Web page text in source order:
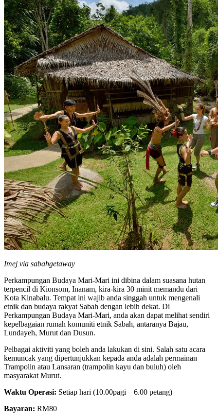
Imej via sabahgetaway
Perkampungan Budaya Mari-Mari ini dibina dalam suasana hutan
terpencil di Kionsom, Inanam, kira-kira 30 minit memandu dari
Kota Kinabalu. Tempat ini wajib anda singgah untuk mengenali
etnik dan budaya rakyat Sabah dengan lebih dekat. Di
Perkampungan Budaya Mari-Mari, anda akan dapat melihat sendiri
kepelbagaian rumah komuniti etnik Sabah, antaranya Bajau,
Lundayeh, Murut dan Dusun.
Pelbagai aktiviti yang boleh anda lakukan di sini. Salah satu acara
kemuncak yang dipertunjukkan kepada anda adalah permainan
Trampolin atau Lansaran (trampolin kayu dan buluh) oleh
masyarakat Murut.
Waktu Operasi: Setiap hari (10.00pagi – 6.00 petang)
Bayaran: RM80